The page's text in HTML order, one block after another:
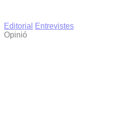
Editorial
Entrevistes
Opinió